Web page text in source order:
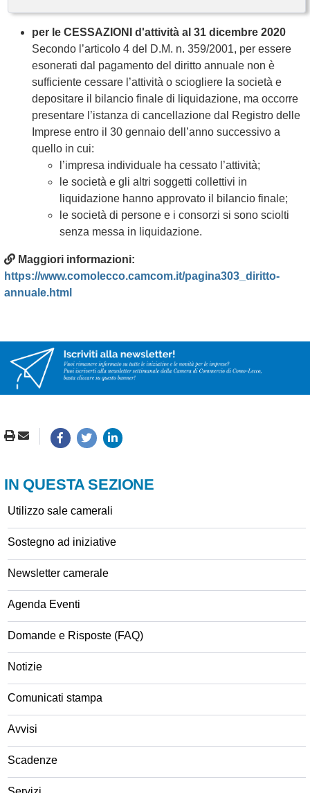
per le CESSAZIONI d'attività al 31 dicembre 2020
Secondo l’articolo 4 del D.M. n. 359/2001, per essere
esonerati dal pagamento del diritto annuale non è
sufficiente cessare l’attività o sciogliere la società e
depositare il bilancio finale di liquidazione, ma occorre
presentare l’istanza di cancellazione dal Registro delle
Imprese entro il 30 gennaio dell’anno successivo a
quello in cui:
l’impresa individuale ha cessato l’attività;
le società e gli altri soggetti collettivi in
liquidazione hanno approvato il bilancio finale;
le società di persone e i consorzi si sono sciolti
senza messa in liquidazione.
Maggiori informazioni:
https://www.comolecco.camcom.it/pagina303_diritto-
annuale.html
IN QUESTA SEZIONE
Utilizzo sale camerali
Sostegno ad iniziative
Newsletter camerale
Agenda Eventi
Domande e Risposte (FAQ)
Notizie
Comunicati stampa
Avvisi
Scadenze